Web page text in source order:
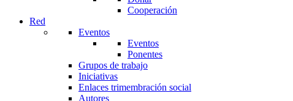
Cooperación
Red
Eventos
Eventos
Ponentes
Grupos de trabajo
Iniciativas
Enlaces trimembración social
Autores